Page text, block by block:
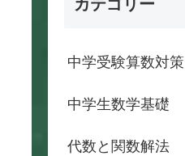
カテゴリー
中学受験算数対策
中学生数学基礎
代数と関数解法